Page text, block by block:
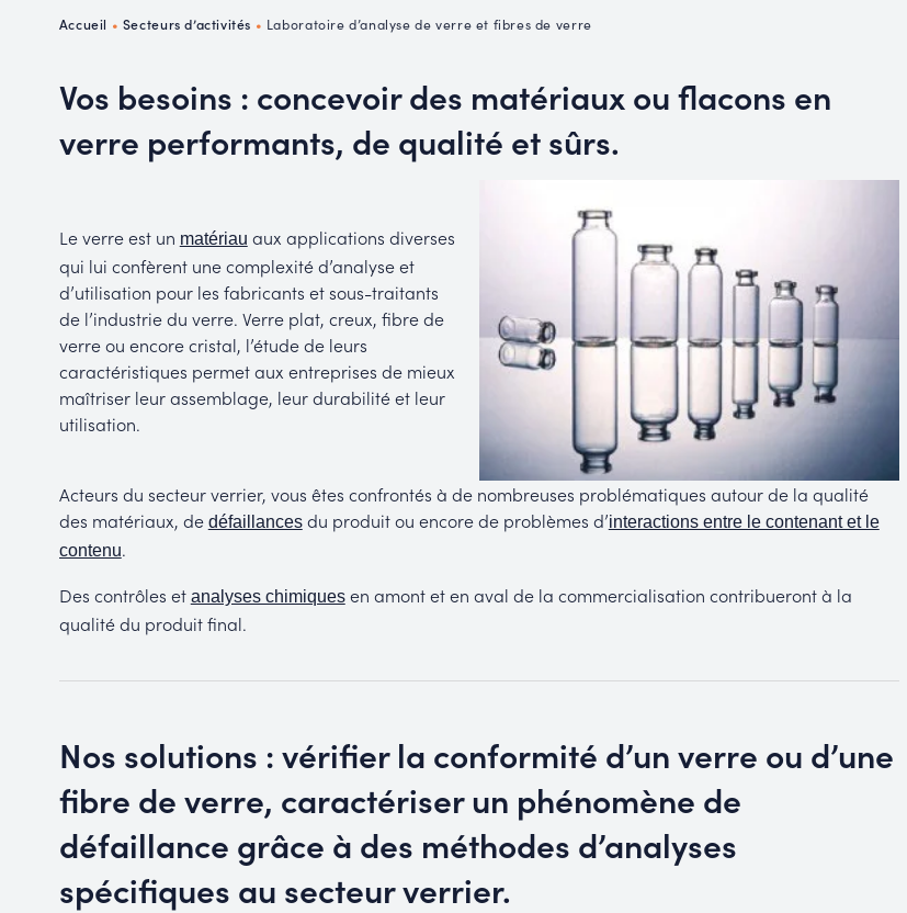
PMUC
Accueil • Secteurs d’activités • Laboratoire d’analyse de verre et fibres de verre
Vos besoins : concevoir des matériaux ou flacons en
verre performants, de qualité et sûrs.
Le verre est un matériau aux applications diverses
qui lui confèrent une complexité d’analyse et
d’utilisation pour les fabricants et sous-traitants
de l’industrie du verre. Verre plat, creux, fibre de
verre ou encore cristal, l’étude de leurs
caractéristiques permet aux entreprises de mieux
maîtriser leur assemblage, leur durabilité et leur
utilisation.
Acteurs du secteur verrier, vous êtes confrontés à de nombreuses problématiques autour de la qualité
des matériaux, de défaillancesdu produit ou encore de problèmes d’interactions entre le contenant et le
contenu.
Des contrôles et analyses chimiquesen amont et en aval de la commercialisation contribueront à la
qualité du produit final.
Nos solutions : vérifier la conformité d’un verre ou d’une
fibre de verre, caractériser un phénomène de
défaillance grâce à des méthodes d’analyses
spécifiques au secteur verrier.